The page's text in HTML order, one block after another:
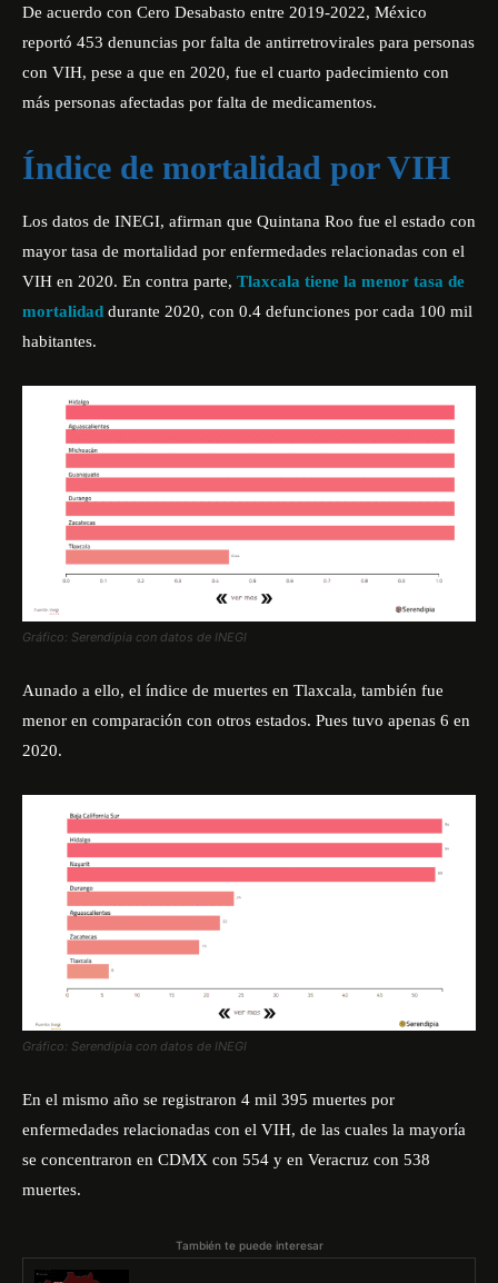
De acuerdo con Cero Desabasto entre 2019-2022, México
reportó 453 denuncias por falta de antirretrovirales para personas
con VIH, pese a que en 2020, fue el cuarto padecimiento con
más personas afectadas por falta de medicamentos.
Índice de mortalidad por VIH
Los datos de INEGI, afirman que Quintana Roo fue el estado con
mayor tasa de mortalidad por enfermedades relacionadas con el
VIH en 2020. En contra parte, Tlaxcala tiene la menor tasa de
mortalidad durante 2020, con 0.4 defunciones por cada 100 mil
habitantes.
Gráfico: Serendipia con datos de INEGI
Aunado a ello, el índice de muertes en Tlaxcala, también fue
menor en comparación con otros estados. Pues tuvo apenas 6 en
2020.
Gráfico: Serendipia con datos de INEGI
En el mismo año se registraron 4 mil 395 muertes por
enfermedades relacionadas con el VIH, de las cuales la mayoría
se concentraron en CDMX con 554 y en Veracruz con 538
muertes.
También te puede interesar